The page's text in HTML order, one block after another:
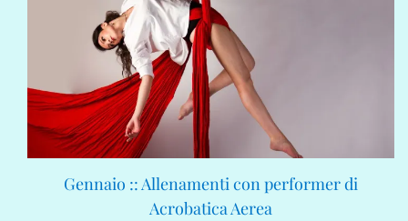
Gennaio :: Allenamenti con performer di
Acrobatica Aerea